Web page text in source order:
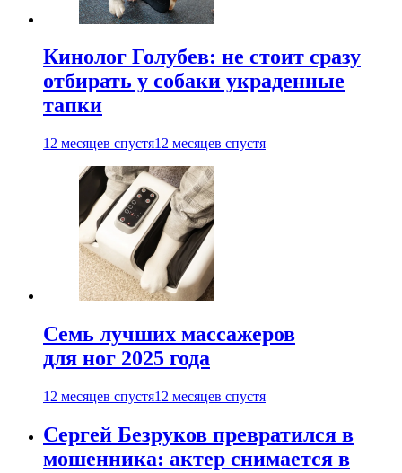
Кинолог Голубев: не стоит сразу
отбирать у собаки украденные
тапки
12 месяцев спустя12 месяцев спустя
Семь лучших массажеров
для ног 2025 года
12 месяцев спустя12 месяцев спустя
Сергей Безруков превратился в
мошенника: актер снимается в